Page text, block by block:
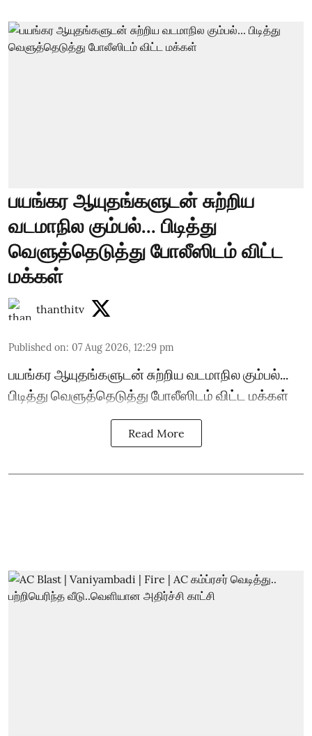
பயங்கர ஆயுதங்களுடன் சுற்றிய
வடமாநில கும்பல்... பிடித்து
வெளுத்தெடுத்து போலீஸிடம் விட்ட
மக்கள்
thanthitv
Published on: 07 Aug 2026, 12:29 pm
பயங்கர ஆயுதங்களுடன் சுற்றிய வடமாநில கும்பல்...
பிடித்து வெளுத்தெடுத்து போலீஸிடம் விட்ட மக்கள்
Read More